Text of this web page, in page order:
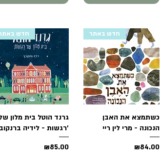
Quick View
חדש
גרנד הוטל בית מלון
רגשות - לידיה ברנקוביץ'
Price
₪85.00
Quick View
חדש באתר
כשתמצא את האבן
הנכונה - מרי לין ריי
Price
₪84.00